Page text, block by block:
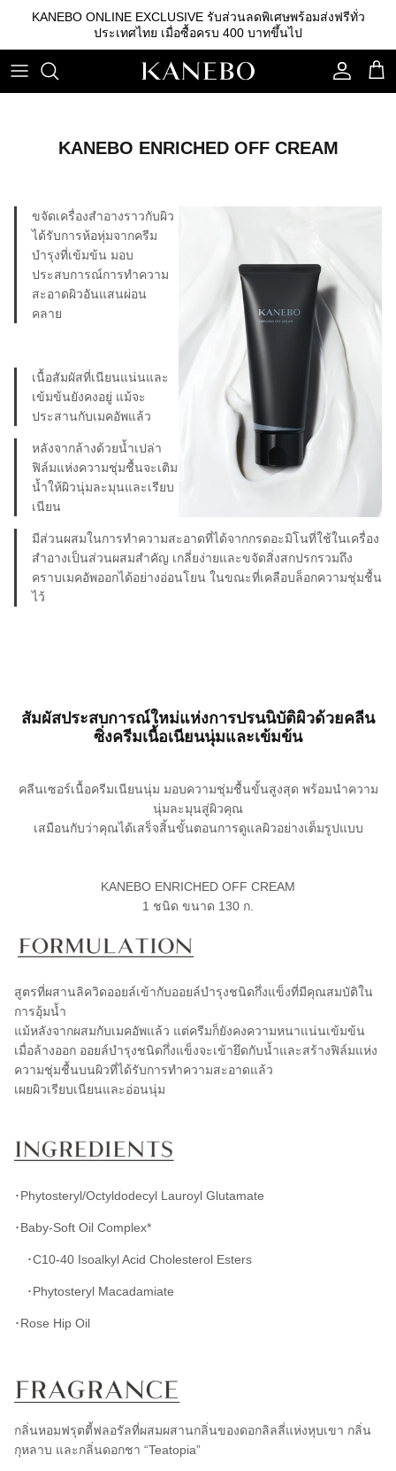
ที่
เนื้อหา
KANEBO ONLINE EXCLUSIVE รับส่วนลดพิเศษพร้อมส่งฟรีทั่ว
ประเทศไทย เมื่อซื้อครบ 400 บาทขึ้นไป
คลีนซิ่ง
เซรั่ม
ครีม
สกินแคร์
รองพื้น
คิ้ว
บลัชออน
อุปกรณ์อื่นๆ
KANEBO ENRICHED OFF CREAM
ขจัดเครื่องสำอางราวกับผิว
ได้รับการห้อหุ่มจากครีม
บำรุงที่เข้มข้น มอบ
ประสบการณ์การทำความ
สะอาดผิวอันแสนผ่อน
คลาย
เนื้อสัมผัสที่เนียนแน่นและ
เข้มข้นยังคงอยู่ แม้จะ
ประสานกับเมคอัพแล้ว
หลังจากล้างด้วยน้ำเปล่า
ฟิล์มแห่งความชุ่มชื้นจะเติม
น้ำให้ผิวนุ่มละมุนและเรียบ
เนียน
มีส่วนผสมในการทำความสะอาดที่ได้จากกรดอะมิโนที่ใช้ในเครื่อง
สำอางเป็นส่วนผสมสำคัญ เกลี่ยง่ายและขจัดสิ่งสกปรกรวมถึง
คราบเมคอัพออกได้อย่างอ่อนโยน ในขณะที่เคลือบล็อกความชุ่มชื้น
ไว้
สัมผัสประสบการณ์ใหม่แห่งการปรนนิบัติผิวด้วยคลีน
ซิ่งครีมเนื้อเนียนนุ่มและเข้มข้น
คลีนเซอร์เนื้อครีมเนียนนุ่ม มอบความชุ่มชื้นขั้นสูงสุด พร้อมนำความ
นุ่มละมุนสู่ผิวคุณ
เสมือนกับว่าคุณได้เสร็จสิ้นขั้นตอนการดูแลผิวอย่างเต็มรูปแบบ
KANEBO ENRICHED OFF CREAM
1 ชนิด ขนาด 130 ก.
สูตรที่ผสานลิควิดออยล์เข้ากับออยล์บำรุงชนิดกึ่งแข็งที่มีคุณสมบัติใน
การอุ้มน้ำ
แม้หลังจากผสมกับเมคอัพแล้ว แต่ครีมก็ยังคงความหนาแน่นเข้มข้น
เมื่อล้างออก ออยล์บำรุงชนิดกึ่งแข็งจะเข้ายึดกับน้ำและสร้างฟิล์มแห่ง
ความชุ่มชื้นบนผิวที่ได้รับการทำความสะอาดแล้ว
เผยผิวเรียบเนียนและอ่อนนุ่ม
･Phytosteryl/Octyldodecyl Lauroyl Glutamate
･Baby-Soft Oil Complex*
･C10-40 Isoalkyl Acid Cholesterol Esters
･Phytosteryl Macadamiate
･Rose Hip Oil
กลิ่นหอมฟรุตตี้ฟลอรัลที่ผสมผสานกลิ่นของดอกลิลลี่แห่งหุบเขา กลิ่น
กุหลาบ และกลิ่นดอกชา “Teatopia”